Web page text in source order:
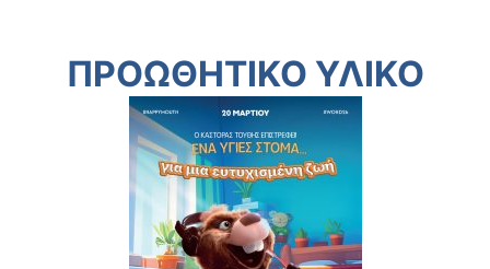
ΠΡΟΩΘΗΤΙΚΟ ΥΛΙΚΟ